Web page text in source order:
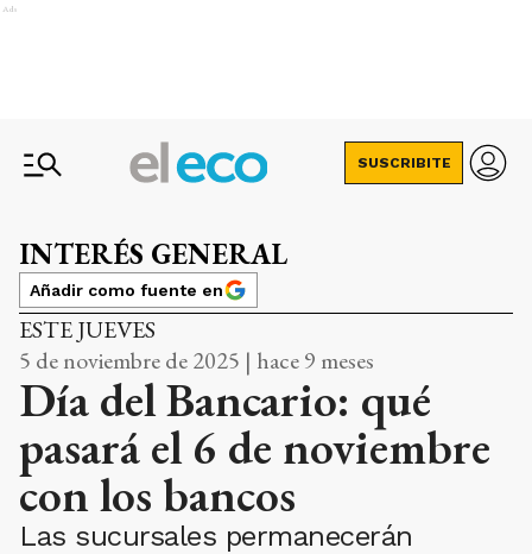
Ads
SUSCRIBITE
INTERÉS GENERAL
Añadir como fuente en
ESTE JUEVES
5 de noviembre de 2025 | hace 9 meses
Día del Bancario: qué
pasará el 6 de noviembre
con los bancos
Las sucursales permanecerán